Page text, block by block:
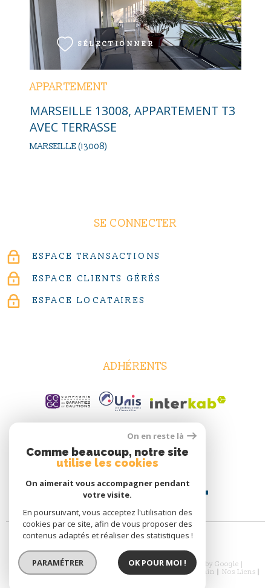
APPARTEMENT
MARSEILLE 13008, APPARTEMENT T3
AVEC TERRASSE
MARSEILLE (13008)
SÉLECTIONNER
VOIR LE BIEN
SE CONNECTER
ESPACE TRANSACTIONS
ESPACE CLIENTS GÉRÉS
ESPACE LOCATAIRES
ADHÉRENTS
© 2026 | Tous droits réservés | Traduction powered by Google |
Nos Honoraires
Plan Du Site Mentions Légales Admin
Nos Liens
On en reste là
Comme beaucoup, notre site
utilise les cookies
On aimerait vous accompagner pendant
votre visite.
En poursuivant, vous acceptez l'utilisation des
cookies par ce site, afin de vous proposer des
contenus adaptés et réaliser des statistiques !
PARAMÉTRER OK POUR MOI !